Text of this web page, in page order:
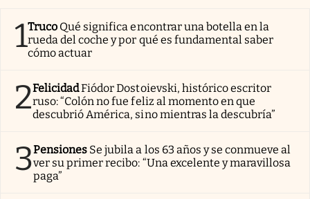
1Truco Qué significa encontrar una botella en la
rueda del coche y por qué es fundamental saber
cómo actuar
2FelicidadFiódor Dostoievski, histórico escritor
ruso: “Colón no fue feliz al momento en que
descubrió América, sino mientras la descubría”
3Pensiones Se jubila a los 63 años y se conmueve al
ver su primer recibo: “Una excelente y maravillosa
paga”